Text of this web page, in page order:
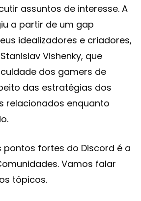
assuntos de interesse. A
a partir de um gap
idealizadores e criadores,
Vishenky, que
dos gamers de
das estratégias dos
relacionados enquanto
pontos fortes do Discord é a
Vamos falar
tópicos.